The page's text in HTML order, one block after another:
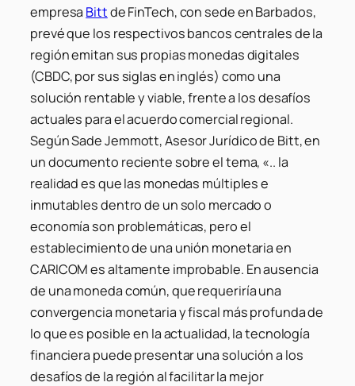
empresa Bittde FinTech, con sede en Barbados,
prevé que los respectivos bancos centrales de la
región emitan sus propias monedas digitales
(CBDC, por sus siglas en inglés) como una
solución rentable y viable, frente a los desafíos
actuales para el acuerdo comercial regional.
Según Sade Jemmott, Asesor Jurídico de Bitt, en
un documento reciente sobre el tema, «.. la
realidad es que las monedas múltiples e
inmutables dentro de un solo mercado o
economía son problemáticas, pero el
establecimiento de una unión monetaria en
CARICOM es altamente improbable. En ausencia
de una moneda común, que requeriría una
convergencia monetaria y fiscal más profunda de
lo que es posible en la actualidad, la tecnología
financiera puede presentar una solución a los
desafíos de la región al facilitar la mejor